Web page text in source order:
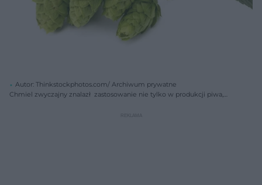
Autor: Thinkstockphotos.com/ Archiwum prywatne
Chmiel zwyczajny znalazł zastosowanie nie tylko w produkcji piwa,